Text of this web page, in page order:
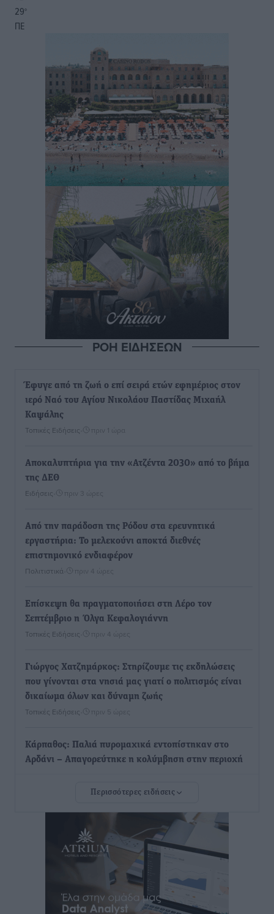
29°
ΠΕ
ΡΟΗ ΕΙΔΗΣΕΩΝ
Έφυγε από τη ζωή ο επί σειρά ετών εφημέριος στον
ιερό Ναό του Αγίου Νικολάου Παστίδας Μιχαήλ
Καψάλης
Τοπικές Ειδήσεις πριν 1 ώρα
Αποκαλυπτήρια για την «Ατζέντα 2030» από το βήμα
της ΔΕΘ
Ειδήσεις πριν 3 ώρες
Από την παράδοση της Ρόδου στα ερευνητικά
εργαστήρια: Το μελεκούνι αποκτά διεθνές
επιστημονικό ενδιαφέρον
Πολιτιστικά πριν 4 ώρες
Επίσκεψη θα πραγματοποιήσει στη Λέρο τον
Σεπτέμβριο η Όλγα Κεφαλογιάννη
Τοπικές Ειδήσεις πριν 4 ώρες
Γιώργος Χατζημάρκος: Στηρίζουμε τις εκδηλώσεις
που γίνονται στα νησιά μας γιατί ο πολιτισμός είναι
δικαίωμα όλων και δύναμη ζωής
Τοπικές Ειδήσεις πριν 5 ώρες
Κάρπαθος: Παλιά πυρομαχικά εντοπίστηκαν στο
Αρδάνι – Απαγορεύτηκε η κολύμβηση στην περιοχή
εφησυχασμού» – Σε πλήρη ετοιμότητα ο μηχανισμός
πριν 6 ώρες
Καιρός: Επιμένουν οι υψηλές θερμοκρασίες – Ισχυρά
μελτέμια έως 9 μποφόρ, σε «Red Code» 6 περιοχές
Τοπικές Ειδήσεις πριν 7 ώρες
Περισσότερες ειδήσεις